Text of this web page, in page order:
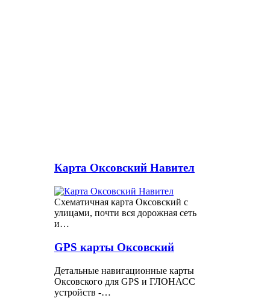
Карта Оксовский Навител
Схематичная карта Оксовский с
улицами, почти вся дорожная сеть
и…
GPS карты Оксовский
Детальные навигационные карты
Оксовского для GPS и ГЛОНАСС
устройств -…